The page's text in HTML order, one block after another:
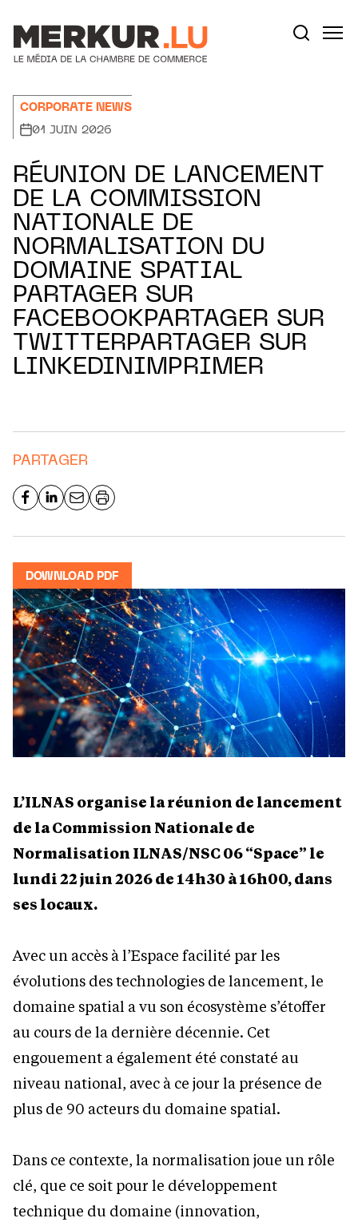
CORPORATE NEWS
01 JUIN 2026
RÉUNION DE LANCEMENT
DE LA COMMISSION
NATIONALE DE
NORMALISATION DU
DOMAINE SPATIAL
PARTAGER SUR
FACEBOOKPARTAGER SUR
TWITTERPARTAGER SUR
LINKEDINIMPRIMER
PARTAGER
DOWNLOAD PDF
L’ILNAS organise la réunion de lancement
de la Commission Nationale de
Normalisation ILNAS/NSC 06 “Space” le
lundi 22 juin 2026 de 14h30 à 16h00, dans
ses locaux.
Avec un accès à l’Espace facilité par les
évolutions des technologies de lancement, le
domaine spatial a vu son écosystème s’étoffer
au cours de la dernière décennie. Cet
engouement a également été constaté au
niveau national, avec à ce jour la présence de
plus de 90 acteurs du domaine spatial.
Dans ce contexte, la normalisation joue un rôle
clé, que ce soit pour le développement
technique du domaine (innovation,